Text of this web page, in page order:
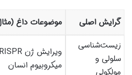
گرایش اصلی موضوعات داغ
زیست‌شناسی
سلولی و
مولکولی
میکروبیوم انسان